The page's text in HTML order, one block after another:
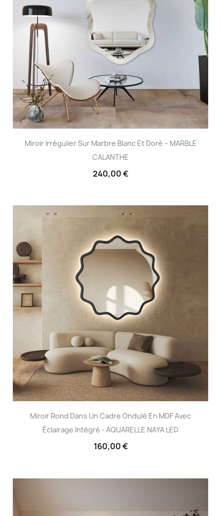
Miroir Irrégulier Sur Marbre Blanc Et Doré – MARBLE
CALANTHE
240,00 €
Miroir Rond Dans Un Cadre Ondulé En MDF Avec
Éclairage Intégré - AQUARELLE NAYA LED
160,00 €